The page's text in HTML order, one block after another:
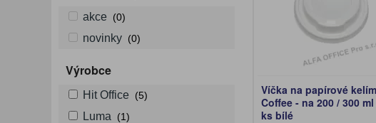
akce (0)
novinky (0)
Výrobce
Hit Office (5)
Luma (1)
Víčka na papírové
Coffee - na 200 / 300 ml
ks bílé